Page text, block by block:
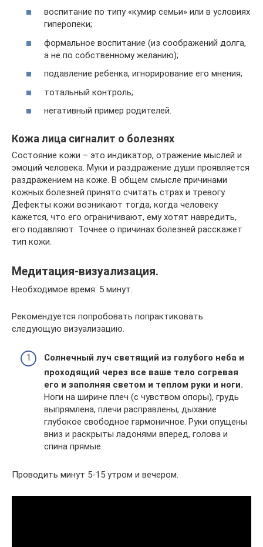
воспитание по типу «кумир семьи» или в условиях
гиперопеки;
формальное воспитание (из соображений долга,
а не по собственному желанию);
подавление ребенка, игнорирование его мнения;
тотальный контроль;
негативный пример родителей.
Кожа лица сигналит о болезнях
Состояние кожи – это индикатор, отражение мыслей и
эмоций человека. Муки и раздражение души проявляется
раздражением на коже. В общем смысле причинами
кожных болезней принято считать страх и тревогу.
Дефекты кожи возникают тогда, когда человеку
кажется, что его ограничивают, ему хотят навредить,
его подавляют. Точнее о причинах болезней расскажет
тип кожи.
Медитация-визуализация.
Необходимое время: 5 минут.
Рекомендуется попробовать попрактиковать
следующую визуализацию.
Солнечный луч светящий из голубого неба и
проходящий через все ваше тело согревая
его и заполняя светом и теплом руки и ноги.
Ноги на ширине плеч (с чувством опоры), грудь
выпрямлена, плечи расправлены, дыхание
глубокое свободное гармоничное. Руки опущены
вниз и раскрыты ладонями вперед, голова и
спина прямые.
Проводить минут 5-15 утром и вечером.